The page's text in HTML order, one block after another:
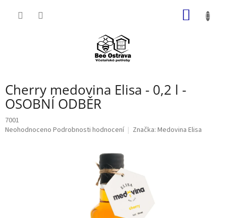
Cherry medovina Elisa - 0,2 l -
OSOBNÍ ODBĚR
7001
Průměrné
Neohodnoceno Podrobnosti hodnocení Značka: Medovina Elisa